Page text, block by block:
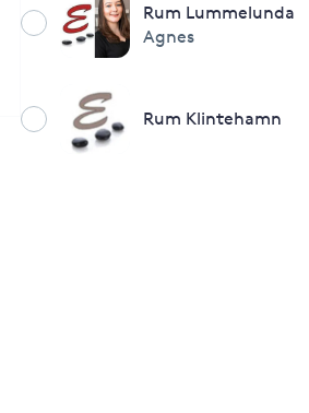
Rum Lummelunda
Agnes
Rum Klintehamn